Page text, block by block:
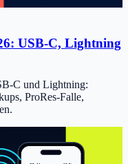
USB-C, Lightning
C und Lightning:
ProRes-Falle,